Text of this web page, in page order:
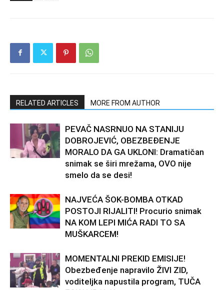
RELATED ARTICLES MORE FROM AUTHOR
PEVAČ NASRNUO NA STANIJU
DOBROJEVIĆ, OBEZBEĐENJE
MORALO DA GA UKLONI: Dramatičan
snimak se širi mrežama, OVO nije
smelo da se desi!
NAJVEĆA ŠOK-BOMBA OTKAD
POSTOJI RIJALITI! Procurio snimak
NA KOM LEPI MIĆA RADI TO SA
MUŠKARCEM!
MOMENTALNI PREKID EMISIJE!
Obezbeđenje napravilo ŽIVI ZID,
voditeljka napustila program, TUČA